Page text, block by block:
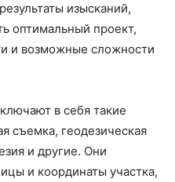
изысканий,
оптимальный проект,
и возможные сложности
в себя такие
съемка, геодезическая
и другие. Они
и координаты участка,